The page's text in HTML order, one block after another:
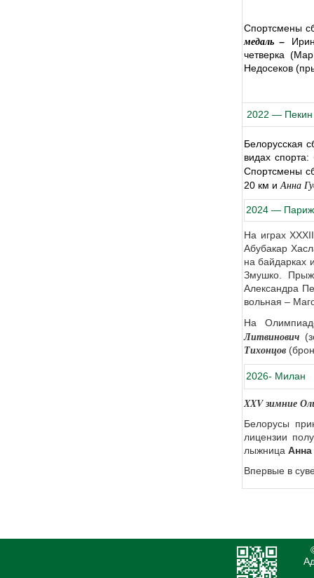
Спортсмены
медаль –
четверка
Недосеков
2022 — Пекин
Белорусская
видах
Спортсмены
20 км и Анна
2024 — Париж
На играх
Абубакар
на байдарках
Змушко.
Александра
вольная –
На
Литвинович
Тихонцов
2026- Милан
XXV зимние
Белорусы
лицензии
лыжница
Впервые в